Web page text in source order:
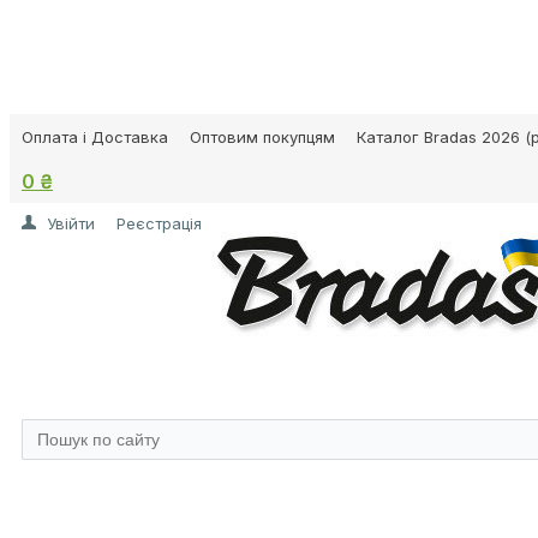
Оплата і Доставка Оптовим покупцям Каталог Bradas 2026
0 ₴
Увійти Реєстрація